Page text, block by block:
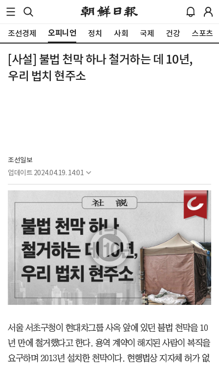
조선경제 오피니언 정치 사회 국제 건강 스포츠
[사설] 불법 천막 하나 철거하는 데 10년,
우리 법치 현주소
조선일보
업데이트 2024.04.19. 14:01
서울 서초구청이 현대차그룹 사옥 앞에 있던 불법 천막을 10
년 만에 철거했다고 한다. 용역 계약이 해지된 사람이 복직을
요구하며 2013년 설치한 천막이다. 현행법상 지자체 허가 없